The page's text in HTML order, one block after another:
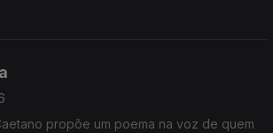
propõe um poema na voz de quem